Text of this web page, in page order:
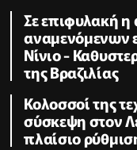
Σε επιφυλακή
αναμενόμενων
Νίνιο -
της Βραζιλίας
Κολοσσοί της
σύσκεψη στον
πλαίσιο